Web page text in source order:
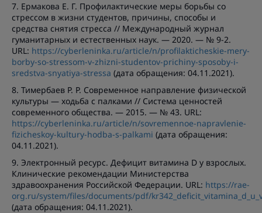
7. Ермакова Е. Г. Профилактические меры борьбы со
стрессом в жизни студентов, причины, способы и
средства снятия стресса // Международный журнал
гуманитарных и естественных наук. — 2020. — № 9-2.
URL: https://cyberleninka.ru/article/n/profilakticheskie-mery-
borby-so-stressom-v-zhizni-studentov-prichiny-sposoby-i-
sredstva-snyatiya-stressa (дата обращения: 04.11.2021).
8. Тимербаев Р. Р. Современное направление физической
культуры — ходьба с палками // Система ценностей
современного общества. — 2015. — № 43. URL:
https://cyberleninka.ru/article/n/sovremennoe-napravlenie-
fizicheskoy-kultury-hodba-s-palkami (дата обращения:
04.11.2021).
9. Электронный ресурс. Дефицит витамина D у взрослых.
Клинические рекомендации Министерства
здравоохранения Российской Федерации. URL: https://rae-
org.ru/system/files/documents/pdf/
(дата обращения: 04.11.2021).